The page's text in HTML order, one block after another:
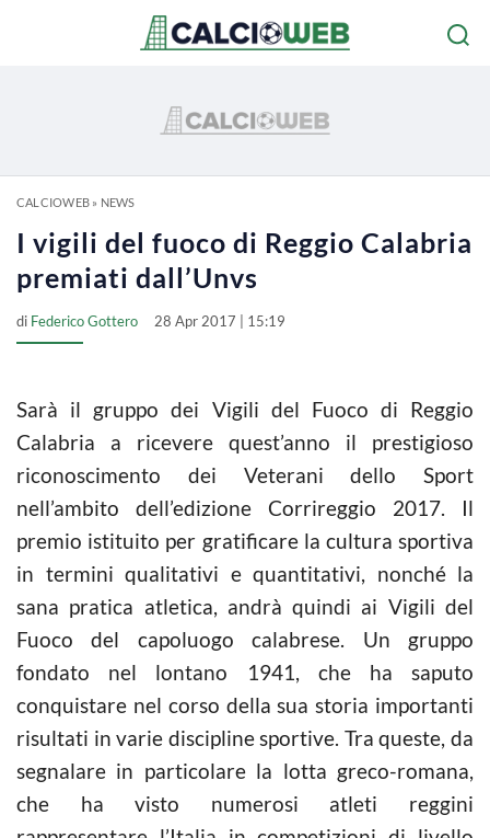
CALCIOWEB» NEWS
I vigili del fuoco di Reggio Calabria
premiati dall’Unvs
di Federico Gottero 28 Apr 2017 | 15:19
Sarà il gruppo dei Vigili del Fuoco di Reggio
Calabria a ricevere quest’anno il prestigioso
riconoscimento dei Veterani dello Sport
nell’ambito dell’edizione Corrireggio 2017. Il
premio istituito per gratificare la cultura sportiva
in termini qualitativi e quantitativi, nonché la
sana pratica atletica, andrà quindi ai Vigili del
Fuoco del capoluogo calabrese. Un gruppo
fondato nel lontano 1941, che ha saputo
conquistare nel corso della sua storia importanti
risultati in varie discipline sportive. Tra queste, da
segnalare in particolare la lotta greco-romana,
che ha visto numerosi atleti reggini